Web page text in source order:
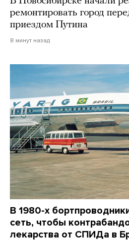
ремонтировать город
приездом Путина
8 минут назад
В 1980-х
сеть, чтобы
лекарства от СПИДа в